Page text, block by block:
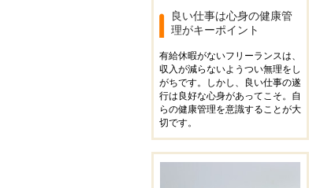
良い仕事は心身の健康管
理がキーポイント
有給休暇がないフリーランスは、
収入が減らないようつい無理をし
がちです。しかし、良い仕事の遂
行は良好な心身があってこそ。自
らの健康管理を意識することが大
切です。